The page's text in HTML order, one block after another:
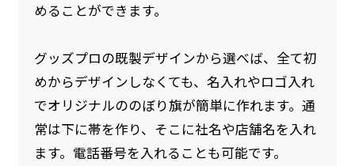
めることができます。
グッズプロの既製デザインから選べば、全て初
めからデザインしなくても、名入れやロゴ入れ
でオリジナルののぼり旗が簡単に作れます。通
常は下に帯を作り、そこに社名や店舗名を入れ
ます。電話番号を入れることも可能です。